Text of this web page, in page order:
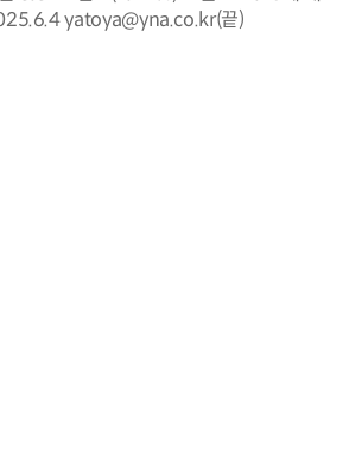
yatoya@yna.co.kr(끝)